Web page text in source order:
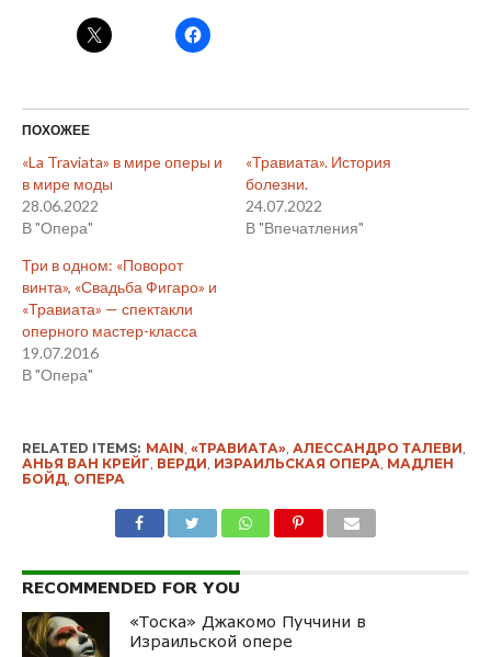
ПОХОЖЕЕ
«La Traviata» в мире оперы и
в мире моды
28.06.2022
В "Опера"
«Травиата». История
болезни.
24.07.2022
В "Впечатления"
Три в одном: «Поворот
винта», «Свадьба Фигаро» и
«Травиата» — спектакли
оперного мастер-класса
19.07.2016
В "Опера"
RELATED ITEMS: MAIN «ТРАВИАТА», АЛЕССАНДРО ТАЛЕВИ
АНЬЯ ВАН КРЕЙГ ВЕРДИ ИЗРАИЛЬСКАЯ ОПЕРА МАДЛЕН
БОЙД, ОПЕРА
RECOMMENDED FOR YOU
«Тоска» Джакомо Пуччини в
Израильской опере